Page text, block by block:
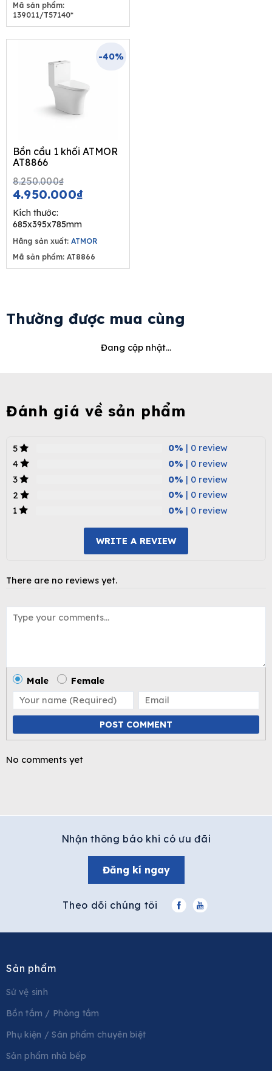
Mã sản phẩm:
139011/T57140*
-40%
Bồn cầu 1 khối ATMOR
AT8866
8.250.000₫Original
price
8.250.000₫.
4.950.000₫price
Kích thước:
685x395x785mm
Hãng sản xuất: ATMOR
Mã sản phẩm: AT8866
Thường được mua cùng
Đang cập nhật...
Đánh giá về sản phẩm
5 0% | 0 review
4
0% | 0 review
3
0% | 0 review
2
0% | 0 review
1
0% | 0 review
WRITE A REVIEW
There are no reviews yet.
Male Female
POST COMMENT
No comments yet
Nhận thông báo khi có ưu đãi
Đăng kí ngay
Theo dõi chúng tôi
Sản phẩm
Sứ vệ sinh
Bồn tắm / Phòng tắm
Phụ kiện / Sản phẩm chuyên biệt
Sản phẩm nhà bếp